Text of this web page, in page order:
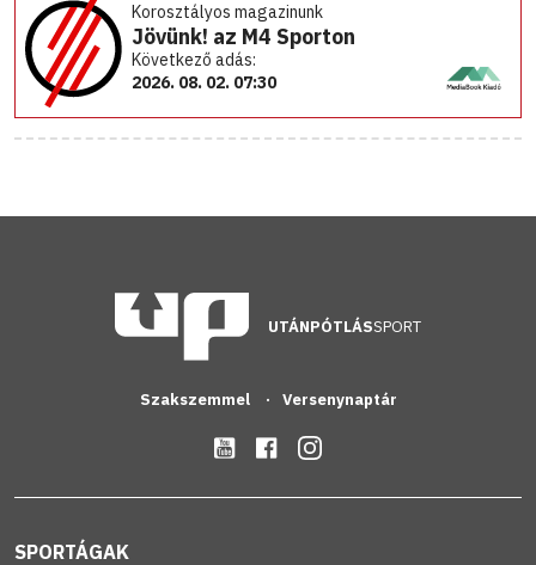
Korosztályos magazinunk
Jövünk! az M4 Sporton
Következő adás:
2026. 08. 02. 07:30
UTÁNPÓTLÁSSPORT
Szakszemmel Versenynaptár
SPORTÁGAK